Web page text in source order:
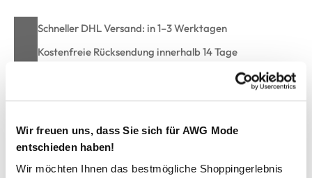
Wir freuen uns, dass Sie sich für AWG Mode
entschieden haben!
Wir möchten Ihnen das bestmögliche Shoppingerlebnis
Schneller DHL Versand: in 1–3 Werktagen
Kostenfreie Rücksendung innerhalb 14 Tage
Kostenlose Filiallieferung in Ihre Wunschfiliale
Zur Wunschliste hinzufügen